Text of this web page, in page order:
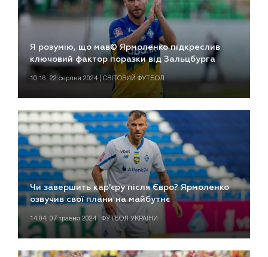
Я розумію, що мав© Ярмоленко підкреслив
ключовий фактор поразки від Зальцбурга
10:16, 22 серпня 2024 | СВІТОВИЙ ФУТБОЛ
Чи завершить кар'єру після Євро? Ярмоленко
озвучив свої плани на майбутнє
14:04, 07 травня 2024 | ФУТБОЛ УКРАЇНИ